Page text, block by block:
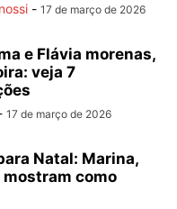
- 17 de março de 2026
e Flávia morenas,
veja 7
17 de março de 2026
Natal: Marina,
como